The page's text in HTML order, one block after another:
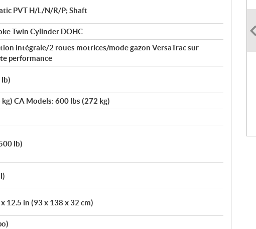
PVT H/L/N/R/P; Shaft
Twin Cylinder DOHC
intégrale/2 roues motrices/mode gazon VersaTrac sur
performance
lb)
CA Models: 600 lbs (272 kg)
lb)
12.5 in (93 x 138 x 32 cm)